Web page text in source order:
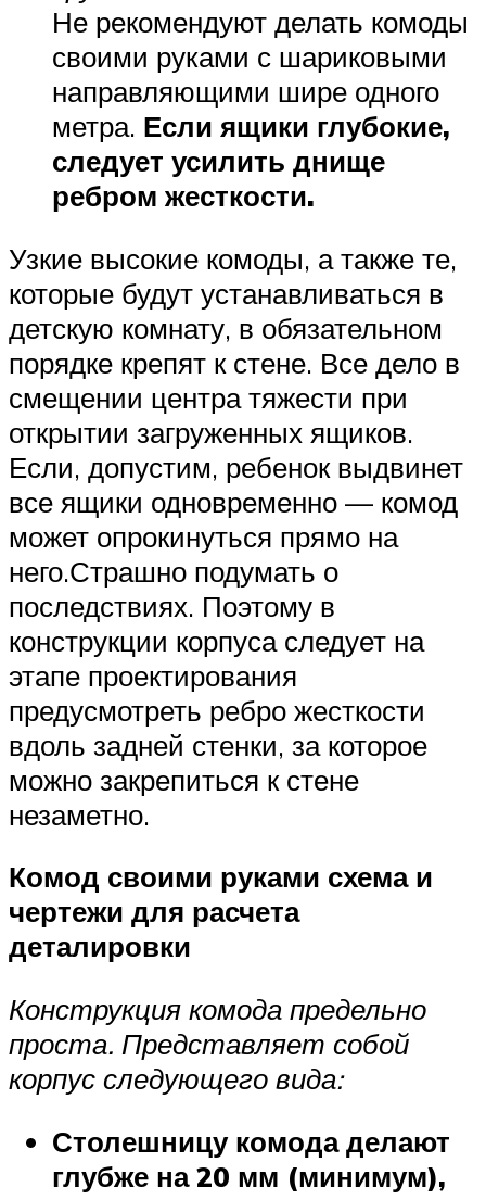
Не рекомендуют делать комоды
своими руками с шариковыми
направляющими шире одного
метра. Если ящики глубокие,
следует усилить днище
ребром жесткости.
Узкие высокие комоды, а также те,
которые будут устанавливаться в
детскую комнату, в обязательном
порядке крепят к стене. Все дело в
смещении центра тяжести при
открытии загруженных ящиков.
Если, допустим, ребенок выдвинет
все ящики одновременно — комод
может опрокинуться прямо на
него.Страшно подумать о
последствиях. Поэтому в
конструкции корпуса следует на
этапе проектирования
предусмотреть ребро жесткости
вдоль задней стенки, за которое
можно закрепиться к стене
незаметно.
Комод своими руками схема и
чертежи для расчета
деталировки
Конструкция комода предельно
проста. Представляет собой
корпус следующего вида:
Столешницу комода делают
глубже на 20 мм (минимум),